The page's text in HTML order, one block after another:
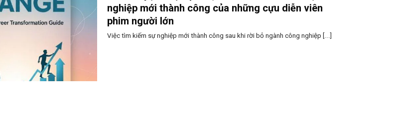
nghiệp mới thành công của những cựu diễn viên
phim người lớn
Việc tìm kiếm sự nghiệp mới thành công sau khi rời bỏ ngành công nghiệp [...]